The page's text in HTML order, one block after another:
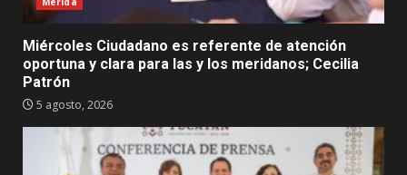
Miércoles Ciudadano es referente de atención
oportuna y clara para las y los meridanos; Cecilia
Patrón
5 agosto, 2026